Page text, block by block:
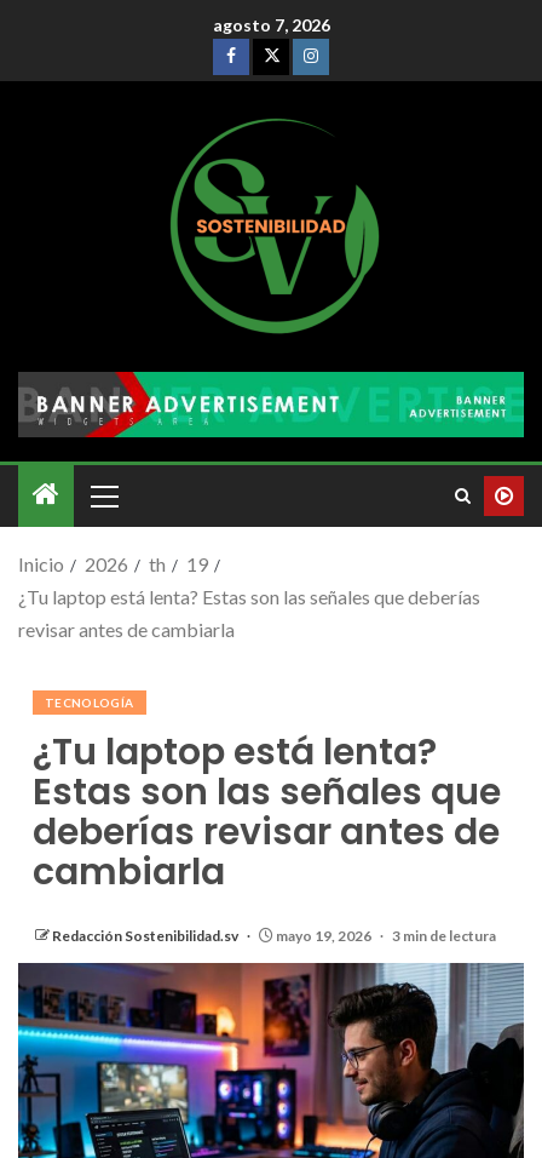
agosto 7, 2026
Inicio 2026 th
19
¿Tu laptop está lenta? Estas son las señales que deberías
revisar antes de cambiarla
TECNOLOGÍA
¿Tu laptop está lenta?
Estas son las señales que
deberías revisar antes de
cambiarla
Redacción Sostenibilidad.sv mayo 19, 2026 3 min de lectura